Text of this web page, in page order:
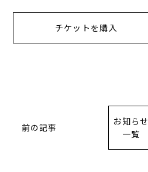
チケットを購入
前の記事
お知らせ
一覧